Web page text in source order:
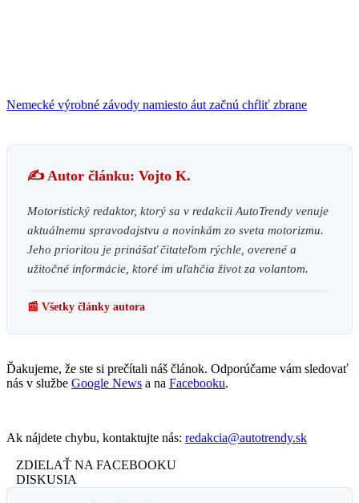
Nemecké výrobné závody namiesto áut začnú chŕliť zbrane
✍️ Autor článku: Vojto K.
Motoristický redaktor, ktorý sa v redakcii AutoTrendy venuje
aktuálnemu spravodajstvu a novinkám zo sveta motorizmu.
Jeho prioritou je prinášať čitateľom rýchle, overené a
užitočné informácie, ktoré im uľahčia život za volantom.
📰 Všetky články autora
Ďakujeme, že ste si prečítali náš článok. Odporúčame vám sledovať
nás v službe Google News a na Facebooku.
Ak nájdete chybu, kontaktujte nás: redakcia@autotrendy.sk
ZDIELAŤ NA FACEBOOKU
DISKUSIA